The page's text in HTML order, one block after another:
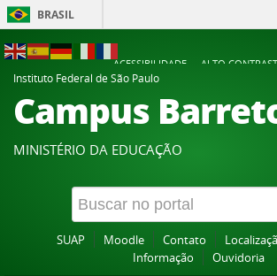
BRASIL
Acesso
ACESSIBILIDADE
ALTO
Instituto Federal de São Paulo
Campus
MINISTÉRIO DA EDUCAÇÃO
SUAP Moodle Contato
Informação
Ouvidoria